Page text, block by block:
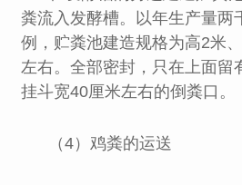
粪流入发酵槽。以年生产量两
例，贮粪池建造规格为高2米
左右。全部密封，只在上面留
挂斗宽40厘米左右的倒粪口。
（4）鸡粪的运送